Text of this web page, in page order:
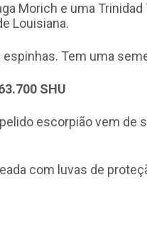
Morich e uma
Louisiana.
espinhas. Tem uma
SHU
escorpião vem de
com luvas de